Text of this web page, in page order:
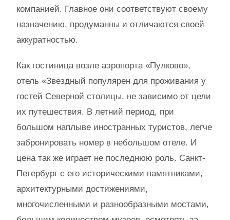
компанией. Главное они соответствуют своему
назначению, продуманны и отличаются своей
аккуратностью.
Как гостиница возле аэропорта «Пулково»,
отель «Звездный популярен для проживания у
гостей Северной столицы, не зависимо от цели
их путешествия. В летний период, при
большом наплыве иностранных туристов, легче
забронировать номер в небольшом отеле. И
цена так же играет не последнюю роль. Санкт-
Петербург с его историческими памятниками,
архитектурными достижениями,
многочисленными и разнообразными мостами,